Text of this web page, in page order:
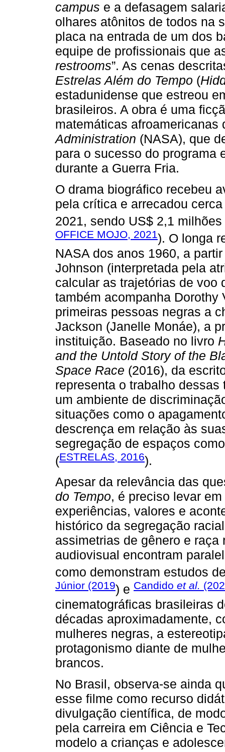
campus e a defasagem
olhares atônitos de todos na
placa na entrada de um dos
equipe de profissionais que
restrooms”. As cenas
Estrelas Além do Tempo (
estadunidense que estreou
brasileiros. A obra é uma
matemáticas afroamericanas
Administration (NASA), que
para o sucesso do programa
durante a Guerra Fria.
O drama biográfico recebeu
pela crítica e arrecadou
2021, sendo US$ 2,1
OFFICE MOJO, 2021). O longa
NASA dos anos 1960, a
Johnson (interpretada pela
calcular as trajetórias de voo
também acompanha Dorothy
primeiras pessoas negras a
Jackson (Janelle Monáe), a
instituição. Baseado no livro
and the Untold Story of the
Space Race (2016), da
representa o trabalho
um ambiente de
situações como o
descrença em relação às
segregação de espaços
(ESTRELAS, 2016).
Apesar da relevância das
do Tempo, é preciso levar
experiências, valores e
histórico da segregação
assimetrias de gênero e
audiovisual encontram
como demonstram estudos
Júnior (2019) e Candido et al.
cinematográficas brasileiras
décadas aproximadamente,
mulheres negras, a
protagonismo diante de
brancos.
No Brasil, observa-se ainda
esse filme como recurso
divulgação científica, de
pela carreira em Ciência e
modelo a crianças e